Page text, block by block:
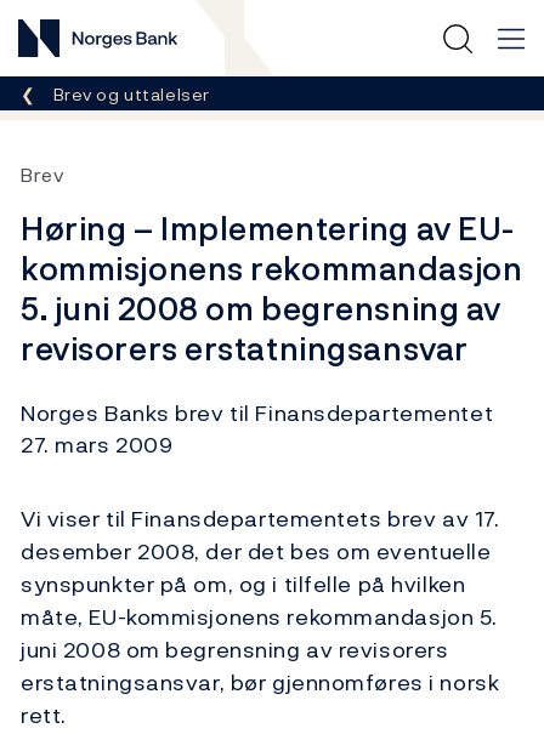
Norges Bank
Her er du nå:
Brev og uttalelser
Brev
Høring – Implementering av EU-
kommisjonens rekommandasjon
5. juni 2008 om begrensning av
revisorers erstatningsansvar
Norges Banks brev til Finansdepartementet
27. mars 2009
Vi viser til Finansdepartementets brev av 17.
desember 2008, der det bes om eventuelle
synspunkter på om, og i tilfelle på hvilken
måte, EU-kommisjonens rekommandasjon 5.
juni 2008 om begrensning av revisorers
erstatningsansvar, bør gjennomføres i norsk
rett.